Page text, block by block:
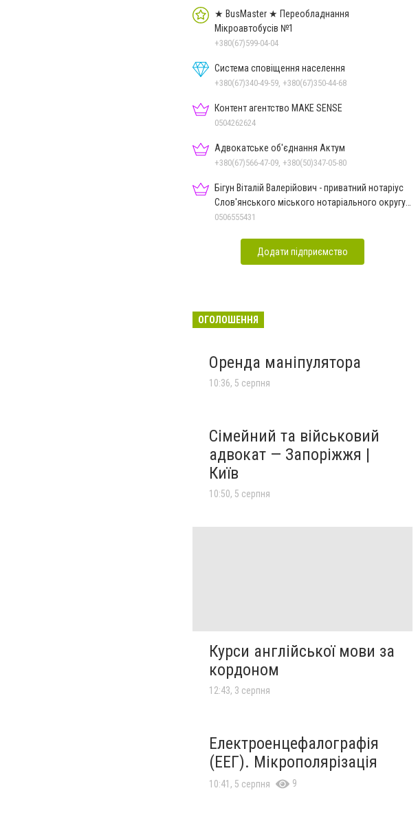
★ BusMaster ★ Переобладнання
Мікроавтобусів №1
+380(67)599-04-04
Система сповіщення населення
+380(67)340-49-59, +380(67)350-44-68
Контент агентство MAKE SENSE
0504262624
Адвокатське об'єднання Актум
+380(67)566-47-09, +380(50)347-05-80
Бігун Віталій Валерійович - приватний нотаріус
Слов'янського міського нотаріального округу
Дон.обл.
0506555431
Додати підприємство
ОГОЛОШЕННЯ
Оренда маніпулятора
10:36, 5 серпня
Сімейний та військовий
адвокат — Запоріжжя |
Київ
10:50, 5 серпня
Курси англійської мови за
кордоном
12:43, 3 серпня
Електроенцефалографія
(ЕЕГ). Мікрополярізація
10:41, 5 серпня 9